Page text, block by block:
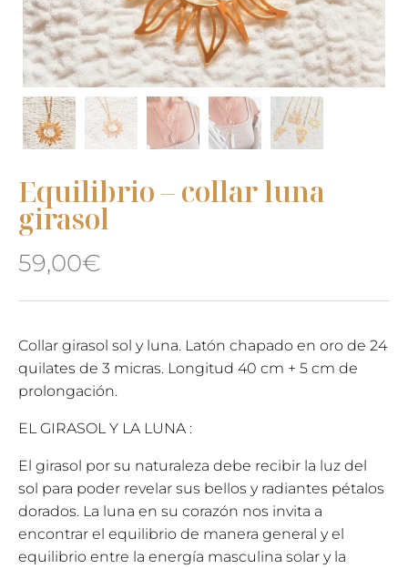
Equilibrio – collar luna
girasol
59,00€
Collar girasol sol y luna. Latón chapado en oro de 24
quilates de 3 micras. Longitud 40 cm + 5 cm de
prolongación.
EL GIRASOL Y LA LUNA :
El girasol por su naturaleza debe recibir la luz del
sol para poder revelar sus bellos y radiantes pétalos
dorados. La luna en su corazón nos invita a
encontrar el equilibrio de manera general y el
equilibrio entre la energía masculina solar y la